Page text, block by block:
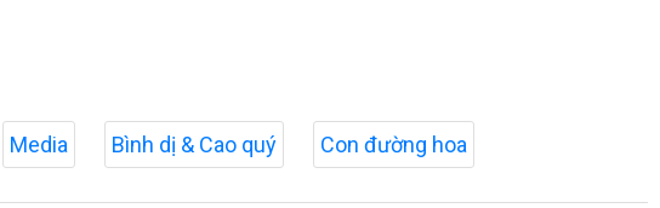
Media Bình dị & Cao quý Con đường hoa